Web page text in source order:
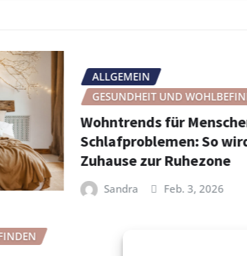
ALLGEMEIN
GESUNDHEIT UND WOHLBEFINDEN
Wohntrends für Menschen mit
Schlafproblemen: So wird dein
Zuhause zur Ruhezone
Sandra Feb. 3, 2026